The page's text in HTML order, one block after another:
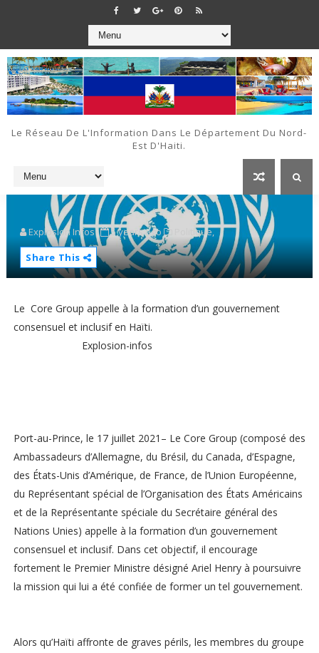
Le Réseau De L'Information Dans Le Département Du Nord-
Est D'Haiti.
Explosion Infos 5 years ago
Politique,
Share This
Le Core Group appelle à la formation d’un gouvernement
consensuel et inclusif en Haïti.
Explosion-infos
Port-au-Prince, le 17 juillet 2021– Le Core Group (composé des
Ambassadeurs d’Allemagne, du Brésil, du Canada, d’Espagne,
des États-Unis d’Amérique, de France, de l’Union Européenne,
du Représentant spécial de l’Organisation des États Américains
et de la Représentante spéciale du Secrétaire général des
Nations Unies) appelle à la formation d’un gouvernement
consensuel et inclusif. Dans cet objectif, il encourage
fortement le Premier Ministre désigné Ariel Henry à poursuivre
la mission qui lui a été confiée de former un tel gouvernement.
Alors qu’Haïti affronte de graves périls, les membres du groupe